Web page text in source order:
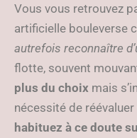
Vous vous retrouvez
artificielle bouleverse
autrefois reconnaître
flotte, souvent
plus du choix mais
nécessité de
habituez à ce doute